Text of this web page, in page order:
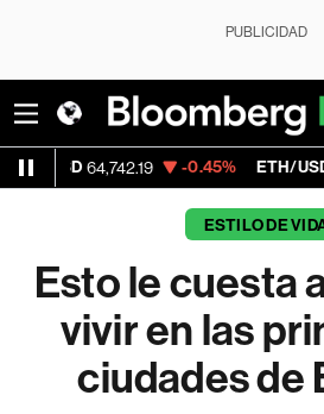
PUBLICIDAD
64,742.19 -0.45% ETH/USD 1,912.918
ESTILO DE
Esto le cuesta
vivir en las
ciudades de